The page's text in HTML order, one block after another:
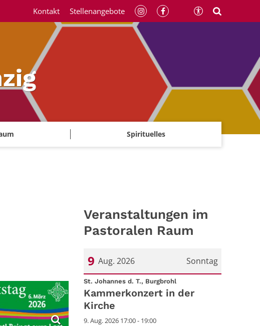
Spirituelles
Kontakt Stellenangebote
Veranstaltungen im
Pastoralen Raum
Sonntag
9 Aug. 2026
Datum: 9. August 2026
St. Johannes d. T., Burgbrohl:
Kammerkonzert in der
Kirche
9. Aug. 2026 17:00 - 19:00